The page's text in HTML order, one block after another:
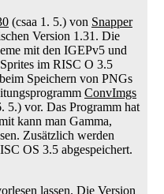
(csaa 1. 5.) von Snapper
Version 1.31. Die
mit den IGEPv5 und
im RISC O 3.5
Speichern von PNGs
ConvImgs
5.) vor. Das Programm hat
kann man Gamma,
Zusätzlich werden
OS 3.5 abgespeichert.
lassen. Die Version